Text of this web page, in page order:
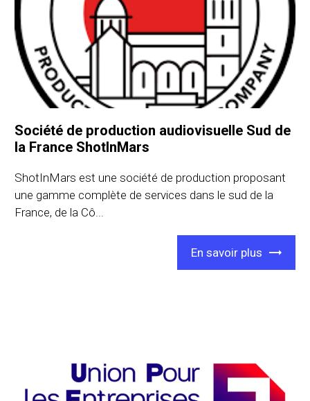
Société de production audiovisuelle Sud de
la France ShotInMars
ShotInMars est une société de production proposant
une gamme complète de services dans le sud de la
France, de la Cô...
En savoir plus